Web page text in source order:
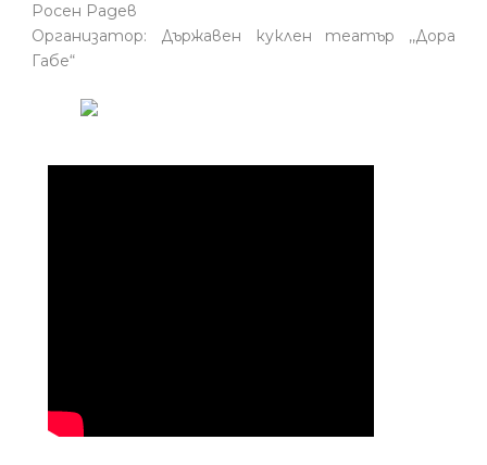
Росен Радев
Организатор: Държавен куклен театър ,,Дора
Габе“